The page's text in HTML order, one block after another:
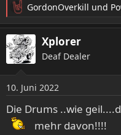
R
e
a
k
t
n
e
n
:
GordonOverkill und
Xplorer
Deaf Dealer
10. Juni 2022
Die Drums ..wie
mehr davon!!!!